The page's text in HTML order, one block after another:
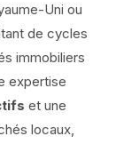
Uni ou
de cycles
immobiliers
expertise
et une
locaux,